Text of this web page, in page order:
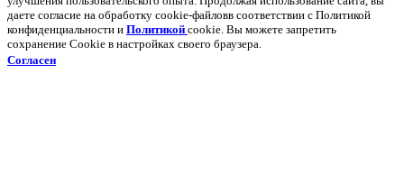
даете согласие на обработку cookie-файловв соответствии с Политикой
конфиденциальности и Политикой cookie. Вы можете запретить
сохранение Cookie в настройках своего браузера.
Согласен